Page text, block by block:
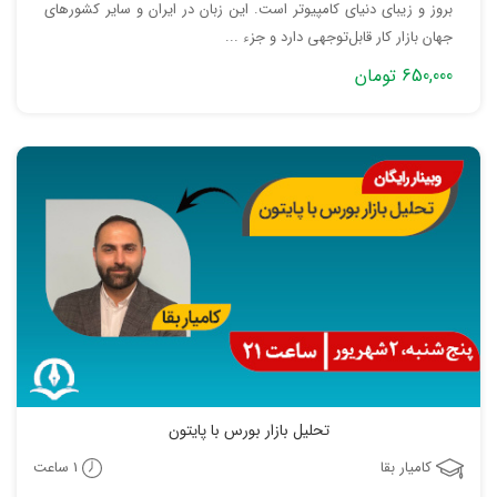
بروز و زیبای دنیای کامپیوتر است. این زبان در ایران و سایر کشورهای
جهان بازار کار قابل‌توجهی دارد و جزء ...
650,000 تومان
تحلیل بازار بورس با پایتون
کامیار بقا